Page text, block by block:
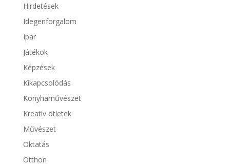
Hirdetések
Idegenforgalom
Ipar
Játékok
Képzések
Kikapcsolódás
Konyhaművészet
Kreatív ötletek
Művészet
Oktatás
Otthon